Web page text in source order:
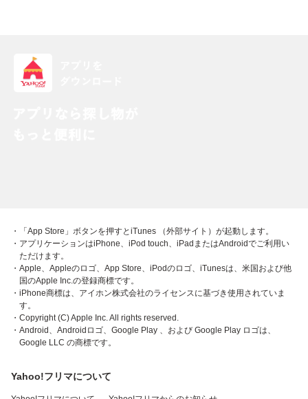
・「App Store」ボタンを押すとiTunes （外部サイト）が起動します。
・アプリケーションはiPhone、iPod touch、iPadまたはAndroidでご利用い
ただけます。
・Apple、Appleのロゴ、App Store、iPodのロゴ、iTunesは、米国および他
国のApple Inc.の登録商標です。
・iPhone商標は、アイホン株式会社のライセンスに基づき使用されていま
す。
・Copyright (C) Apple Inc. All rights reserved.
・Android、Androidロゴ、Google Play 、および Google Play ロゴは、
Google LLC の商標です。
Yahoo!フリマについて